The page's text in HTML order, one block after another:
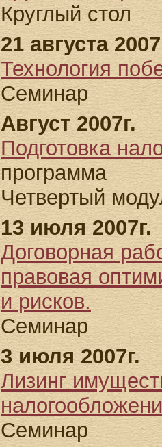
Круглый стол
21 августа
Технология
Семинар
Август 2007г.
Подготовка
программа
Четвертый
13 июля 2007г.
Договорная
правовая
и рисков.
Семинар
3 июля 2007г.
Лизинг
Семинар